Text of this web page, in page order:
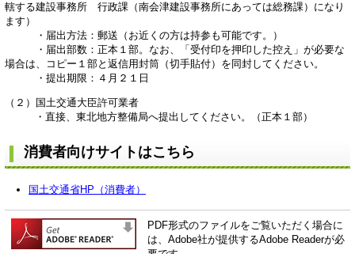
轄する建設事務所 行政課（南会津建設事務所にあっては総務課）になり
ます）
・届出方法：郵送（お近くの方は持参も可能です。）
・届出部数：正本１部。なお、「受付印を押印した控え」が必要な
場合は、コピー１部と返信用封筒（切手貼付）を同封してください。
・提出期限：４月２１日
（２）国土交通大臣許可業者
・直接、東北地方整備局へ提出してください。（正本１部）
消費者向けサイトはこちら
国土交通省HP（消費者）
PDF形式のファイルをご覧いただく場合に
は、Adobe社が提供するAdobe Readerが必